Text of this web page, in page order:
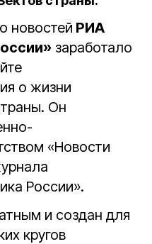
новостей РИА
заработало
о жизни
Он
«Новости
России».
и создан для
кругов